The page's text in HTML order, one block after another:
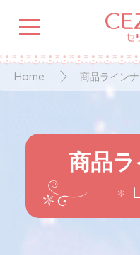
Home 商品ライン
商品